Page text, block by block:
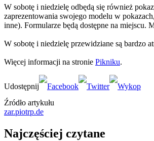
W sobotę i niedzielę odbędą się również
zaprezentowania swojego modelu w
inne). Formularze będą dostępne na miejscu.
W sobotę i niedzielę przewidziane są bardzo
Więcej informacji na stronie Pikniku.
Źródło artykułu
zar.piotrp.de
Najczęściej czytane